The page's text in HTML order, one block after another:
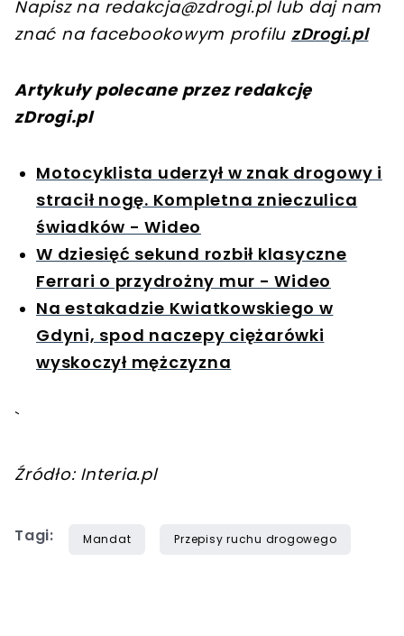
Napisz na redakcja@zdrogi.pllub daj nam
znać na facebookowym profilu zDrogi.pl
Artykuły polecane przez redakcję
zDrogi.pl
Motocyklista uderzył w znak drogowy i
stracił nogę. Kompletna znieczulica
świadków - Wideo
W dziesięć sekund rozbił klasyczne
Ferrari o przydrożny mur - Wideo
Na estakadzie Kwiatkowskiego w
Gdyni, spod naczepy ciężarówki
wyskoczył mężczyzna
`
Źródło: Interia.pl
Tagi: Mandat Przepisy ruchu drogowego